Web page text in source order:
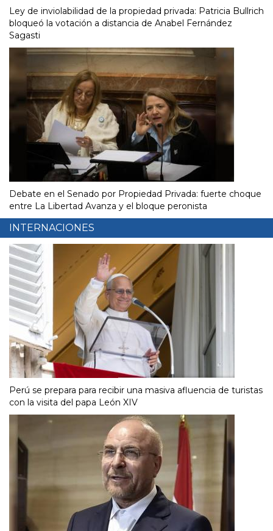
Ley de inviolabilidad de la propiedad privada: Patricia Bullrich
bloqueó la votación a distancia de Anabel Fernández
Sagasti
Debate en el Senado por Propiedad Privada: fuerte choque
entre La Libertad Avanza y el bloque peronista
INTERNACIONES
Perú se prepara para recibir una masiva afluencia de turistas
con la visita del papa León XIV